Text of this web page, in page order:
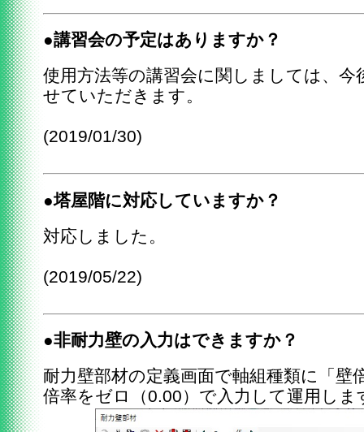
●講習会の予定はありますか？
使用方法等の講習会に関しましては、今
せていただきます。
(2019/01/30)
●塔屋階に対応していますか？
対応しました。
(2019/05/22)
●非耐力壁の入力はできますか？
耐力壁部材の定義画面で軸組種類に「壁
倍率をゼロ（0.00）で入力して運用しま